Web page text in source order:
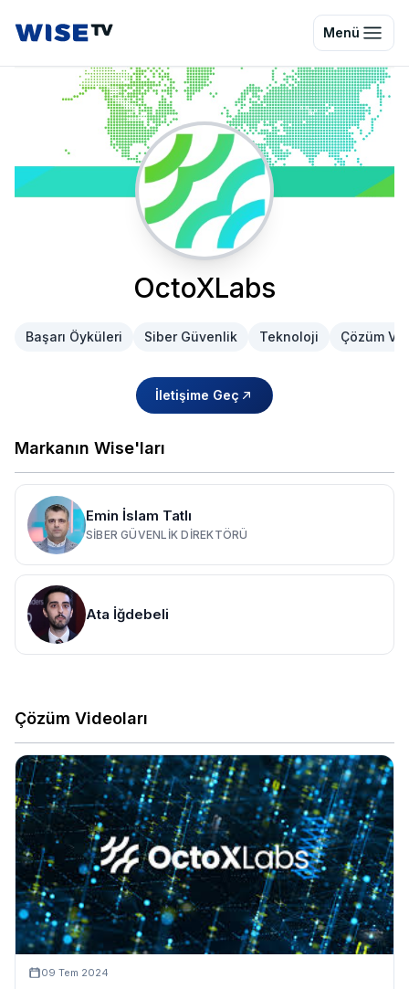
Wise TV Menü
OctoXLabs
Başarı Öyküleri Siber Güvenlik Teknoloji Çözüm
İletişime Geç
Markanın Wise'ları
Emin İslam Tatlı
SIBER GÜVENLIK DIREKTÖRÜ
Ata İğdebeli
Çözüm Videoları
09 Tem 2024